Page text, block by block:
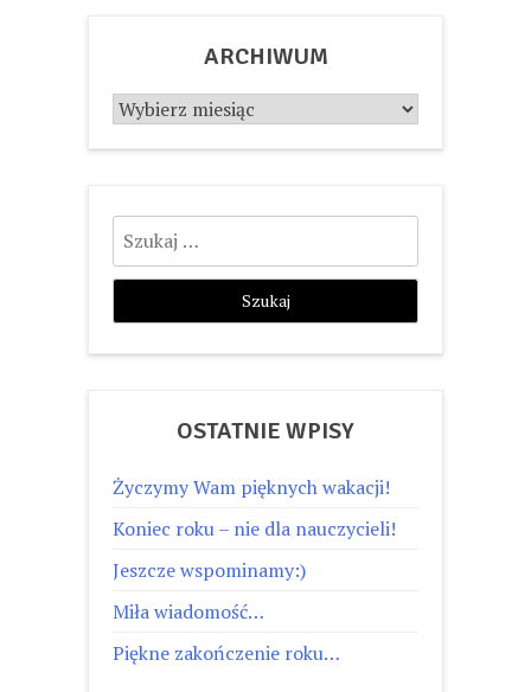
ARCHIWUM
Archiwum
Szukaj:
OSTATNIE WPISY
Życzymy Wam pięknych wakacji!
Koniec roku – nie dla nauczycieli!
Jeszcze wspominamy:)
Miła wiadomość…
Piękne zakończenie roku…